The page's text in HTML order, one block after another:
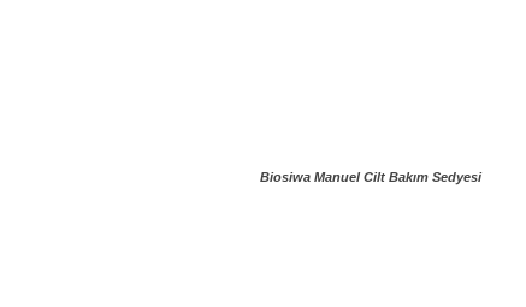
Biosiwa Manuel Cilt Bakım Sedyesi